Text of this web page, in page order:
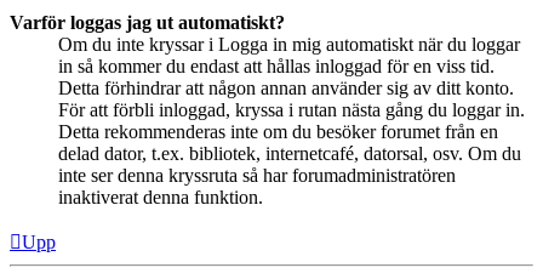
Varför loggas jag ut automatiskt?
Om du inte kryssar i Logga in mig automatiskt när du loggar
in så kommer du endast att hållas inloggad för en viss tid.
Detta förhindrar att någon annan använder sig av ditt konto.
För att förbli inloggad, kryssa i rutan nästa gång du loggar in.
Detta rekommenderas inte om du besöker forumet från en
delad dator, t.ex. bibliotek, internetcafé, datorsal, osv. Om du
inte ser denna kryssruta så har forumadministratören
inaktiverat denna funktion.
Upp